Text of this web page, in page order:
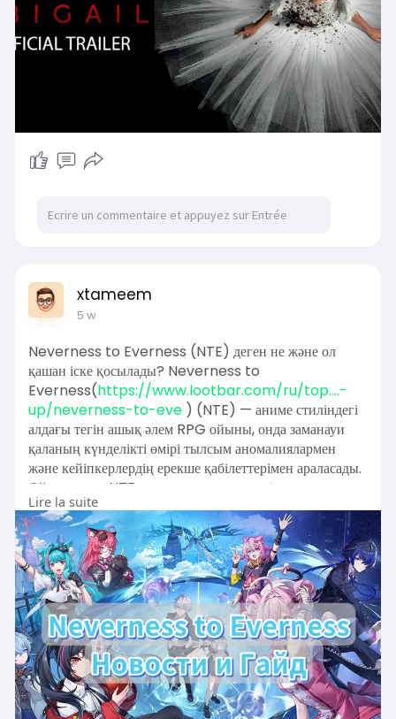
xtameem
5 w
Neverness to Everness (NTE) деген не және ол
қашан іске қосылады? Neverness to
Everness(https://www.lootbar.com/ru/top....-
up/neverness-to-eve) (NTE) — аниме стиліндегі
алдағы тегін ашық әлем RPG ойыны, онда заманауи
қаланың күнделікті өмірі тылсым аномалиялармен
және кейіпкерлердің ерекше қабілеттерімен араласады.
Ойыншылар NTE-ге ресми алдын ала тіркелу арқылы
немесе 6 ақпанға жоспарланған ашық тестілеуді күту
арқылы қол жеткізе алады.
Lire la suite